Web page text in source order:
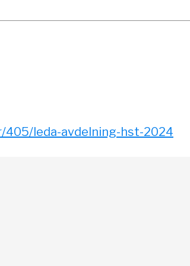
leda-avdelning-hst-2024